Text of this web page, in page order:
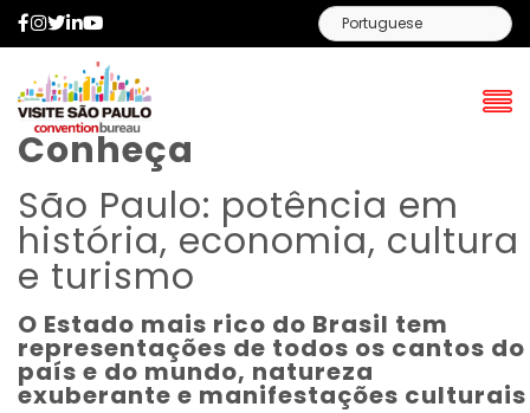
Facebook
Instagram
Twitter
LinkedIn
Conheça
São Paulo: potência em
história, economia, cultura
e turismo
O Estado mais rico do Brasil tem
representações de todos os cantos do
país e do mundo, natureza
exuberante e manifestações culturais